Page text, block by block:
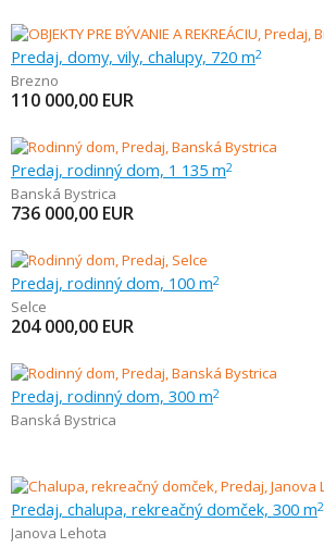
Predaj, domy, vily, chalupy, 720 m2
Brezno
110 000,00 EUR
Predaj, rodinný dom, 1 135 m2
Banská Bystrica
736 000,00 EUR
Predaj, rodinný dom, 100 m2
Selce
204 000,00 EUR
Predaj, rodinný dom, 300 m2
Banská Bystrica
Predaj, chalupa, rekreačný domček, 300 m2
Janova Lehota